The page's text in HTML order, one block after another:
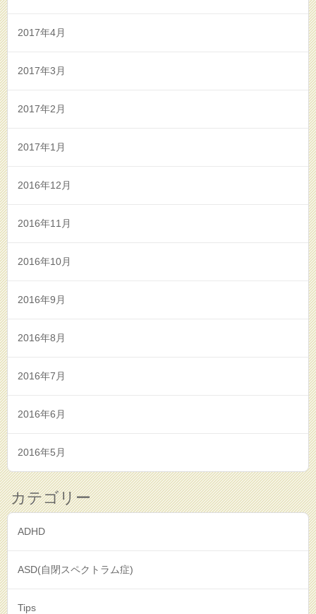
2017年4月
2017年3月
2017年2月
2017年1月
2016年12月
2016年11月
2016年10月
2016年9月
2016年8月
2016年7月
2016年6月
2016年5月
カテゴリー
ADHD
ASD(自閉スペクトラム症)
Tips